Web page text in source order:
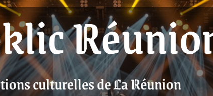
culturelles de La Réunion